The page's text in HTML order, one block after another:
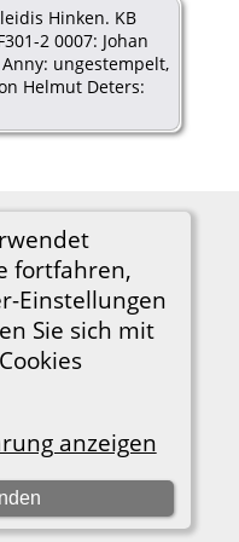
fortfahren,
Einstellungen
Sie sich mit
anzeigen
Hinken. KB
2 0007: Johan
ungestempelt,
Helmut Deters: